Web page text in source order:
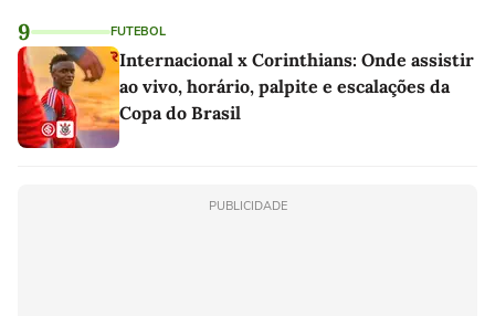
9 FUTEBOL
Internacional x Corinthians: Onde assistir
ao vivo, horário, palpite e escalações da
Copa do Brasil
PUBLICIDADE